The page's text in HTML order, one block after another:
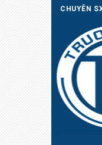
Skip
to
content
CHUYÊN